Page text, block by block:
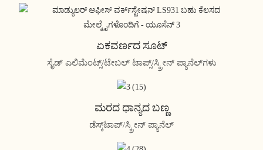
ಏಕವರ್ಣದ ಸೂಟ್
ಸೈಡ್ ಎಲಿಮೆಂಟ್ಸ್/ಟೇಬಲ್ ಟಾಪ್ಸ್/ಸ್ಕ್ರೀನ್ ಪ್ಯಾನೆಲ್‌ಗಳು
ಮರದ ಧಾನ್ಯದ ಬಣ್ಣ
ಡೆಸ್ಕ್‌ಟಾಪ್/ಸ್ಕ್ರೀನ್ ಪ್ಯಾನೆಲ್